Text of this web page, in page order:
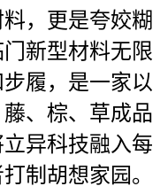
，更是夸姣糊
新型材料无限
履，是一家以
、棕、草成品
异科技融入每
制胡想家园。